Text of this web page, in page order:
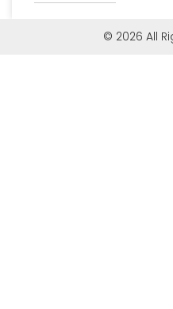
© 2026 All